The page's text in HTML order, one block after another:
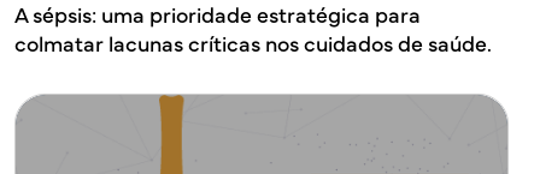
A sépsis: uma prioridade estratégica para
colmatar lacunas críticas nos cuidados de saúde.